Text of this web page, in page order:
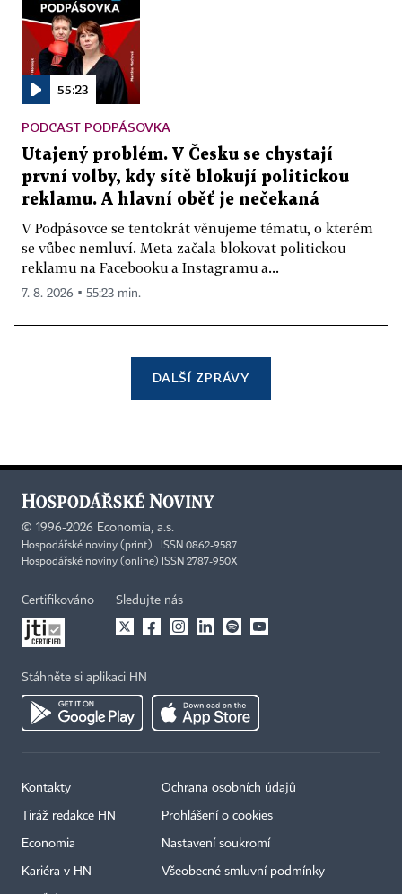
55:23
PODCAST PODPÁSOVKA
Utajený problém. V Česku se chystají
první volby, kdy sítě blokují politickou
reklamu. A hlavní oběť je nečekaná
V Podpásovce se tentokrát věnujeme tématu, o kterém
se vůbec nemluví. Meta začala blokovat politickou
reklamu na Facebooku a Instagramu a...
7. 8. 2026 ▪ 55:23 min.
DALŠÍ ZPRÁVY
© 1996-2026 Economia, a.s.
Hospodářské noviny (print) ISSN 0862-9587
Hospodářské noviny (online) ISSN 2787-950X
Certifikováno Sledujte nás
Stáhněte si aplikaci HN
Kontakty
Tiráž redakce HN
Economia
Kariéra v HN
Ochrana osobních údajů
Prohlášení o cookies
Nastavení soukromí
Všeobecné smluvní podmínky